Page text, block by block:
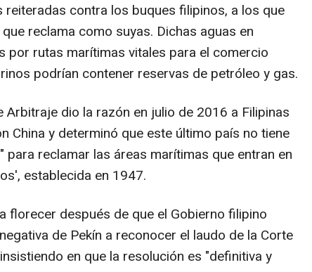
reiteradas contra los buques filipinos, a los que
reclama como suyas. Dichas aguas en
por rutas marítimas vitales para el comercio
podrían contener reservas de petróleo y gas.
Arbitraje dio la razón en julio de 2016 a Filipinas
China y determinó que este último país no tiene
para reclamar las áreas marítimas que entran en
establecida en 1947.
florecer después de que el Gobierno filipino
de Pekín a reconocer el laudo de la Corte
en que la resolución es "definitiva y